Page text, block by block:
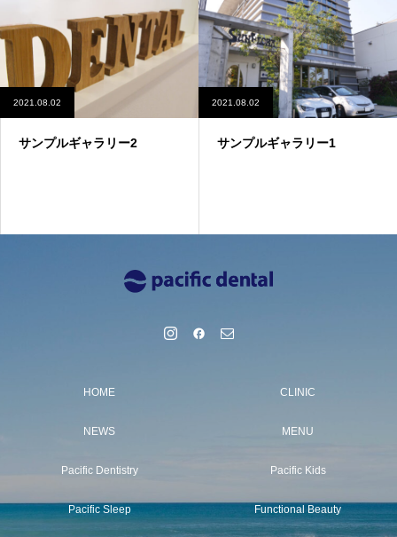
2021.08.02
サンプルギャラリー2
2021.08.02
サンプルギャラリー1
HOME CLINIC
NEWS MENU
Pacific Dentistry Pacific Kids
Pacific Sleep Functional Beauty